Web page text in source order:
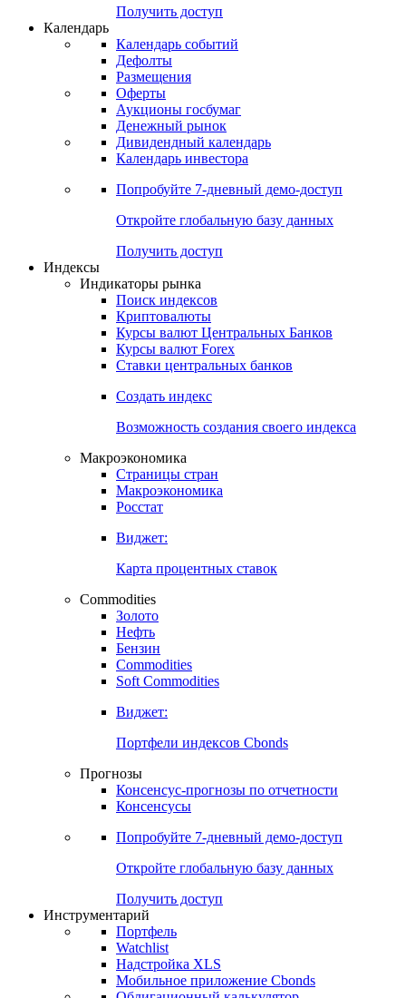
Получить доступ
Календарь
Календарь событий
Дефолты
Размещения
Оферты
Аукционы госбумаг
Денежный рынок
Дивидендный календарь
Календарь инвестора
Попробуйте 7-дневный демо-доступ
Откройте глобальную базу данных
Получить доступ
Индексы
Индикаторы рынка
Поиск индексов
Криптовалюты
Курсы валют Центральных Банков
Курсы валют Forex
Ставки центральных банков
Создать индекс
Возможность создания своего индекса
Макроэкономика
Страницы стран
Макроэкономика
Росстат
Виджет:
Карта процентных ставок
Commodities
Золото
Нефть
Бензин
Commodities
Soft Commodities
Виджет:
Портфели индексов Cbonds
Прогнозы
Консенсус-прогнозы по отчетности
Консенсусы
Попробуйте 7-дневный демо-доступ
Откройте глобальную базу данных
Получить доступ
Инструментарий
Портфель
Watchlist
Надстройка XLS
Мобильное приложение Cbonds